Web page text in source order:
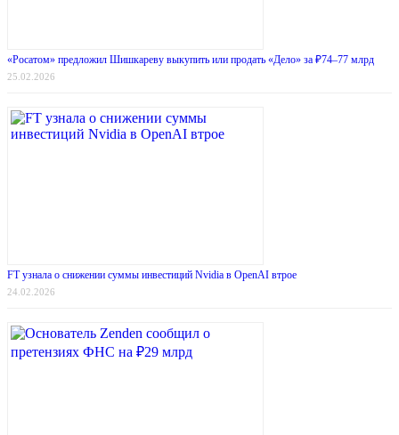
«Росатом» предложил Шишкареву выкупить или продать «Дело» за ₽74–77 млрд
25.02.2026
FT узнала о снижении суммы инвестиций Nvidia в OpenAI втрое
24.02.2026